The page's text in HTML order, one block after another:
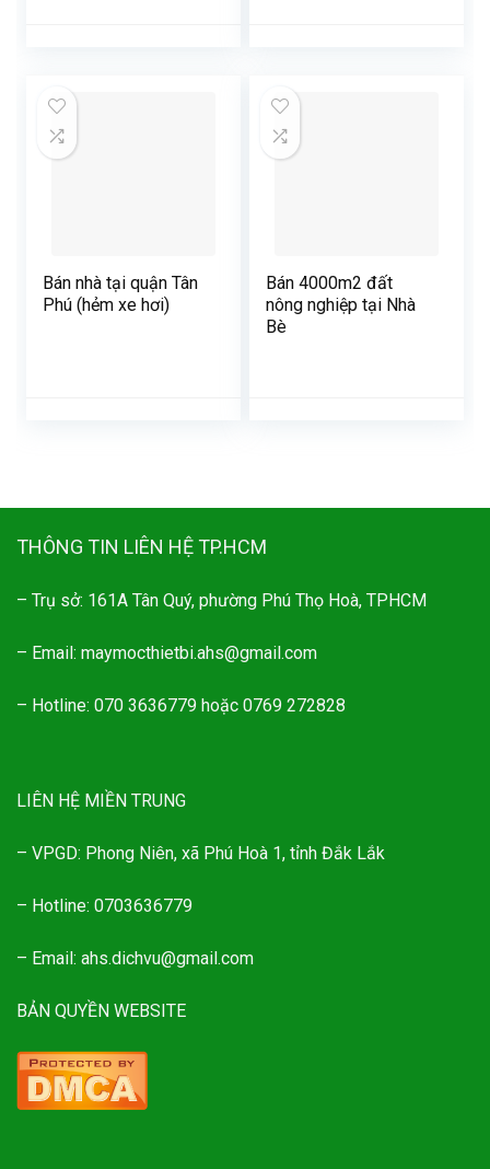
Bán nhà tại quận Tân
Phú (hẻm xe hơi)
Bán 4000m2 đất
nông nghiệp tại Nhà
Bè
THÔNG TIN LIÊN HỆ TP.HCM
– Trụ sở: 161A Tân Quý, phường Phú Thọ Hoà, TPHCM
– Email: maymocthietbi.ahs@gmail.com
– Hotline: 070 3636779 hoặc 0769 272828
LIÊN HỆ MIỀN TRUNG
– VPGD: Phong Niên, xã Phú Hoà 1, tỉnh Đắk Lắk
– Hotline: 0703636779
– Email: ahs.dichvu@gmail.com
BẢN QUYỀN WEBSITE